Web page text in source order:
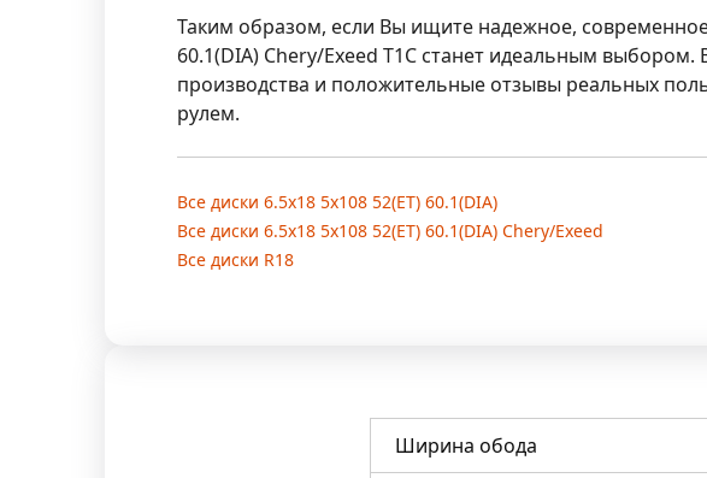
Таким образом, если Вы ищите надежное,
60.1(DIA) Chery/Exeed T1C станет идеальным
производства и положительные отзывы реальных
рулем.
Все диски 6.5x18 5x108 52(ET) 60.1(DIA)
Все диски 6.5x18 5x108 52(ET) 60.1(DIA) Chery/Exeed
Все диски R18
Ширина обода